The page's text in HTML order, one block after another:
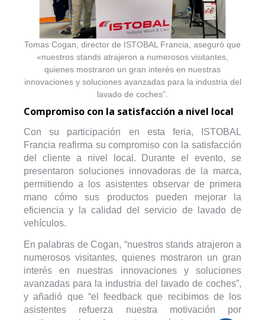
Tomas Cogan, director de ISTOBAL Francia, aseguró que
«nuestros stands atrajeron a numerosos visitantes,
quienes mostraron un gran interés en nuestras
innovaciones y soluciones avanzadas para la industria del
lavado de coches”.
Compromiso con la satisfacción a nivel local
Con su participación en esta feria, ISTOBAL
Francia reafirma su compromiso con la satisfacción
del cliente a nivel local. Durante el evento, se
presentaron soluciones innovadoras de la marca,
permitiendo a los asistentes observar de primera
mano cómo sus productos pueden mejorar la
eficiencia y la calidad del servicio de lavado de
vehículos.
En palabras de Cogan, “nuestros stands atrajeron a
numerosos visitantes, quienes mostraron un gran
interés en nuestras innovaciones y soluciones
avanzadas para la industria del lavado de coches”,
y añadió que “el feedback que recibimos de los
asistentes refuerza nuestra motivación por